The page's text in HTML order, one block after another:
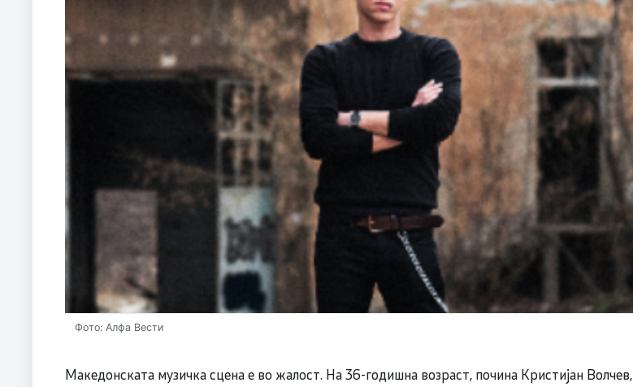
Фото: Алфа Вести
Македонската музичка сцена е во жалост. На 36-годишна возраст, почина Кристијан Волчев,